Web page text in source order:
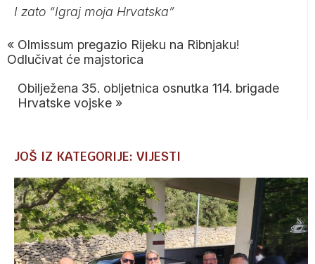
I zato “Igraj moja Hrvatska”
« Olmissum pregazio Rijeku na Ribnjaku!
Odlučivat će majstorica
Obilježena 35. obljetnica osnutka 114. brigade
Hrvatske vojske »
JOŠ IZ KATEGORIJE: VIJESTI